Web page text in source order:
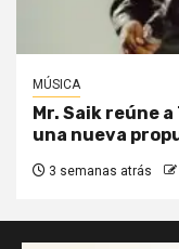
MÚSICA
Mr. Saik reúne
una nueva
3 semanas atrás